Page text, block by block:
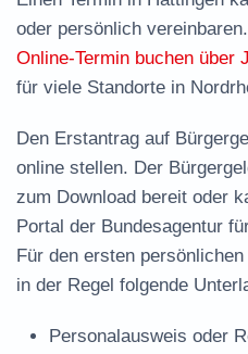
oder persönlich
Online-Termin buchen über
für viele Standorte in
Den Erstantrag auf
online stellen. Der
zum Download bereit oder
Portal der Bundesagentur
Für den ersten
in der Regel folgende
Personalausweis oder